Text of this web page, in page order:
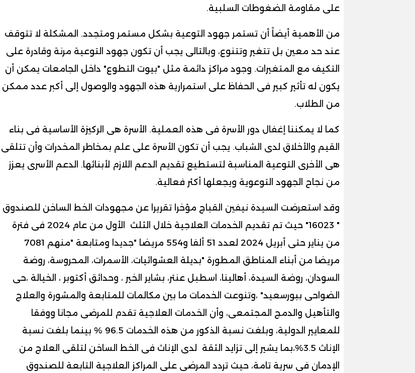
على مقاومة الضغوطات السلبية.
من الأهمية أيضاً أن تستمر جهود التوعية بشكل مستمر ومتجدد. المشكلة لا تتوقف
عند حد معين بل تتغير وتتنوع، وبالتالى يجب أن تكون جهود التوعية مرنة وقادرة على
التكيف مع المتغيرات. وجود مراكز دائمة مثل "بيوت التطوع" داخل الجامعات يمكن أن
يكون له تأثير كبير فى الحفاظ على استمرارية هذه الجهود والوصول إلى أكبر عدد ممكن
من الطلاب.
كما لا يمكننا إغفال دور الأسرة فى هذه العملية. الأسرة هى الركيزة الأساسية فى بناء
القيم والأخلاق لدى الشباب. يجب أن تكون الأسرة على علم بمخاطر المخدرات وأن تتلقى
هى الأخرى التوعية المناسبة لتستطيع تقديم الدعم اللازم لأبنائها. الدعم الأسرى يعزز
من نجاح الجهود التوعوية ويجعلها أكثر فعالية.
وقد استعرضت السيدة نيفين القباج مؤخرا تقريرا عن مجهودات الخط الساخن للصندوق
" 16023" حيث تم تقديم الخدمات العلاجية خلال الثلث الأول من عام 2024 فى فترة
من يناير حتى أبريل 2024 لعدد 51 ألفا و554 مريضا "جديدا ومتابعة "منهم 7081
مريضا من أبناء المناطق المطورة "بديلة العشوائيات، الأسمرات، المحروسة، روضة
السودان، روضة السيدة، أهالينا، اسطبل عنتر، بشاير الخير ، وحدائق أكتوبر ، الخيالة ،حى
الضواحى ببورسعيد" ،وتنوعت الخدمات ما بين مكالمات للمتابعة والمشورة والعلاج
والتأهيل والدمج المجتمعى، وأن الخدمات العلاجية تقدم للمرضى مجانا ووفقا
للمعايير الدولية، وبلغت نسبة الذكور من هذه الخدمات 96.5 % بينما بلغت نسبة
الإناث 3.5%،بما يشير إلى تزايد الثقة لدى الإناث فى الخط الساخن لتلقى العلاج من
الإدمان فى سرية تامة، حيث تردد المرضى على المراكز العلاجية التابعة للصندوق